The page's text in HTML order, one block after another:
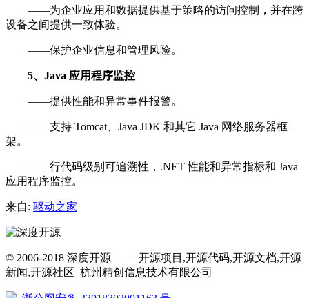
——为企业应用和数据提供基于策略的访问控制，并在跨
设备之间提供一致体验。
——保护企业信息和管理风险。
5、Java 应用程序监控
——提供性能和异常事件报警。
——支持 Tomcat、Java JDK 和其它 Java 网络服务器框
架。
——行代码级别可追溯性，.NET 性能和异常指标和 Java
应用程序监控。
来自: 驱动之家
© 2006-2018 深度开源 —— 开源项目,开源代码,开源文档,开源
新闻,开源社区 杭州精创信息技术有限公司